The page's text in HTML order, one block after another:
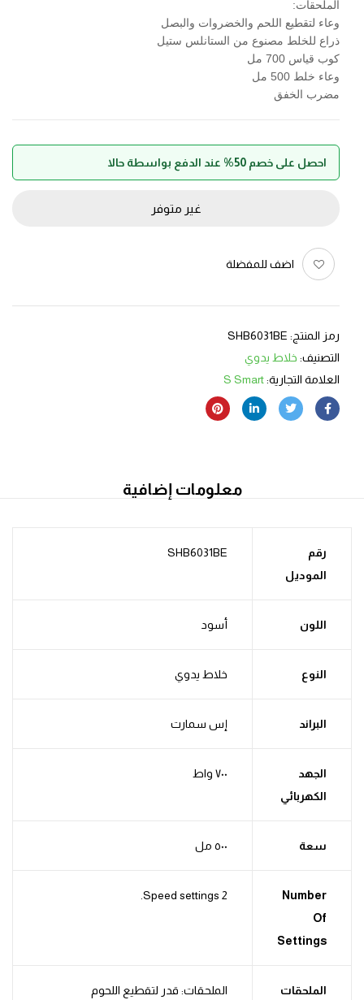
الملحقات:
وعاء لتقطيع اللحم والخضروات والبصل
ذراع للخلط مصنوع من الستانلس ستيل
كوب قياس 700 مل
وعاء خلط 500 مل
مضرب الخفق
احصل على خصم 50% عند الدفع بواسطة حالا
غير متوفر
اضف للمفضلة
رمز المنتج: SHB6031BE
التصنيف: خلاط يدوي
العلامة التجارية:S Smart
معلومات إضافية
رقم
الموديل
SHB6031BE
اللون أسود
النوع خلاط يدوي
البراند إس سمارت
الجهد
الكهربائي
٧٠٠ واط
سعة ٥٠٠ مل
Number
Of
Settings
2 Speed settings.
الملحقات الملحقات: قدر لتقطيع اللحوم